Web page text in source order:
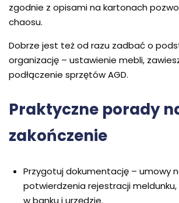
zgodnie z opisami na kartonach
chaosu.
Dobrze jest też od razu zadbać o
organizację – ustawienie mebli,
podłączenie sprzętów AGD.
Praktyczne porady
zakończenie
Przygotuj dokumentację – umowy
potwierdzenia rejestracji
w banku i urzędzie.